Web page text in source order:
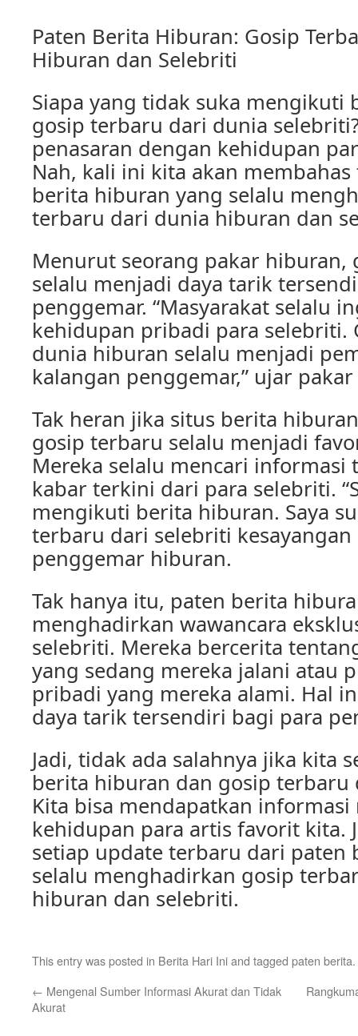
Paten Berita Hiburan: Gosip
Hiburan dan Selebriti
Siapa yang tidak suka mengikuti
gosip terbaru dari dunia
penasaran dengan kehidupan
Nah, kali ini kita akan
berita hiburan yang selalu
terbaru dari dunia hiburan dan
Menurut seorang pakar hiburan,
selalu menjadi daya tarik
penggemar. “Masyarakat selalu
kehidupan pribadi para selebriti.
dunia hiburan selalu menjadi
kalangan penggemar,” ujar
Tak heran jika situs berita
gosip terbaru selalu menjadi
Mereka selalu mencari
kabar terkini dari para selebriti.
mengikuti berita hiburan. Saya
terbaru dari selebriti kesayangan
penggemar hiburan.
Tak hanya itu, paten berita
menghadirkan wawancara
selebriti. Mereka bercerita
yang sedang mereka jalani atau
pribadi yang mereka alami. Hal
daya tarik tersendiri bagi para
Jadi, tidak ada salahnya jika kita
berita hiburan dan gosip
Kita bisa mendapatkan
kehidupan para artis favorit kita.
setiap update terbaru dari paten
selalu menghadirkan gosip
hiburan dan selebriti.
This entry was posted in Berita Hari Iniand tagged paten berita
← Mengenal Sumber Informasi Akurat dan Tidak
Akurat